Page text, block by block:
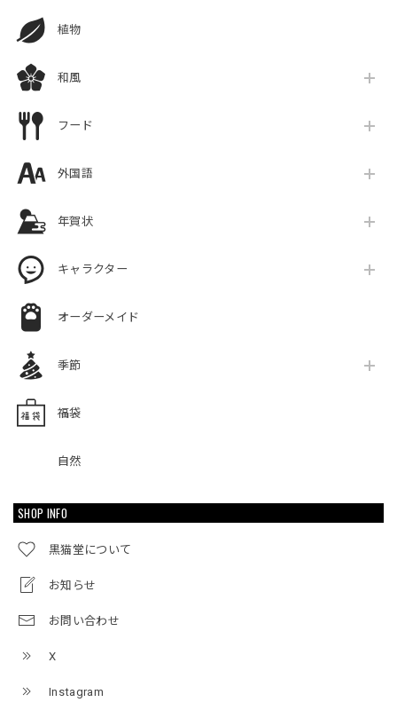
植物
和風
フード
外国語
年賀状
キャラクター
オーダーメイド
季節
福袋
自然
SHOP INFO
黒猫堂について
お知らせ
お問い合わせ
X
Instagram